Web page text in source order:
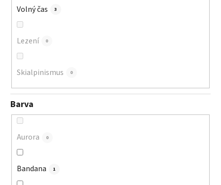
Volný čas 3
Lezení 0
Skialpinismus 0
Barva
Aurora 0
Bandana 1